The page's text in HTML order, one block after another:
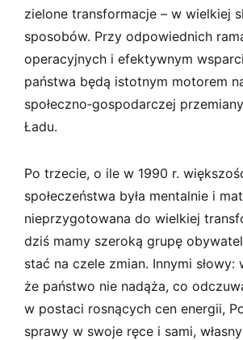
zielone transformacje – w wielkiej
sposobów. Przy odpowiednich
operacyjnych i efektywnym
państwa będą istotnym motorem
społeczno­‑gospodarczej
Ładu.
Po trzecie, o ile w 1990 r.
społeczeństwa była mentalnie i
nieprzygotowana do wielkiej
dziś mamy szeroką grupę
stać na czele zmian. Innymi słowy:
że państwo nie nadąża, co
w postaci rosnących cen energii,
sprawy w swoje ręce i sami,